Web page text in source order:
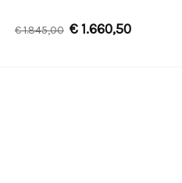
€1.845,00 €1.660,50